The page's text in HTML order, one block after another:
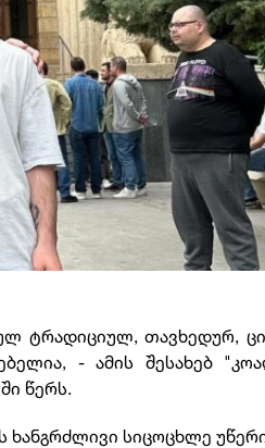
ტრადიციულ, თავხედურ,
- ამის შესახებ
წერს.
სიცოცხლე